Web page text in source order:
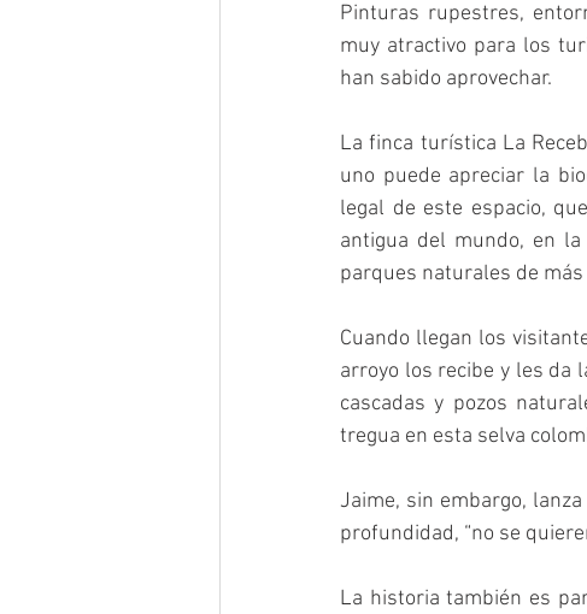
Pinturas rupestres,
muy atractivo para los
han sabido aprovechar.
La finca turística La
uno puede apreciar la
legal de este espacio,
antigua del mundo, en
parques naturales de
Cuando llegan los
arroyo los recibe y les da
cascadas y pozos
tregua en esta selva
Jaime, sin embargo,
profundidad, “no se
La historia también es